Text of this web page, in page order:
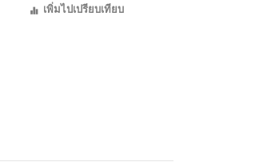
เพิ่มไปเปรียบเทียบ